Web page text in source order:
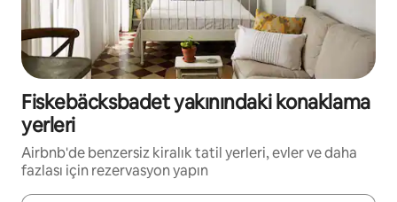
Fiskebäcksbadet yakınındaki konaklama
yerleri
Airbnb'de benzersiz kiralık tatil yerleri, evler ve daha
fazlası için rezervasyon yapın